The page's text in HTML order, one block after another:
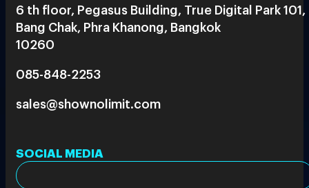
6 th floor, Pegasus Building, True Digital Park 101,
Bang Chak, Phra Khanong, Bangkok
10260
085-848-2253
sales@shownolimit.com
SOCIAL MEDIA